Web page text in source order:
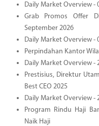
Daily Market Overview -
Grab Promos Offer
September 2026
Daily Market Overview -
Perpindahan Kantor
Daily Market Overview -
Prestisius, Direktur
Best CEO 2025
Daily Market Overview -
Program Rindu Haji
Naik Haji